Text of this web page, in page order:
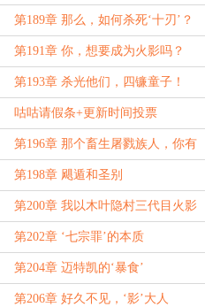
还不够吗？！
第189章 那么，如何杀死‘十刃’？
第191章 你，想要成为火影吗？
（求月票）
第193章 杀光他们，四镰童子！
咕咕请假条+更新时间投票
第196章 那个畜生屠戮族人，你有
没有参与？！
第198章 飓遁和圣别
第200章 我以木叶隐村三代目火影
的名义！
第202章 ‘七宗罪’的本质
第204章 迈特凯的‘暴食’
第206章 好久不见，‘影’大人